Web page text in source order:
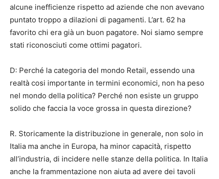
alcune inefficienze rispetto ad aziende che non avevano
puntato troppo a dilazioni di pagamenti. L’art. 62 ha
favorito chi era già un buon pagatore. Noi siamo sempre
stati riconosciuti come ottimi pagatori.
D: Perché la categoria del mondo Retail, essendo una
realtà cosi importante in termini economici, non ha peso
nel mondo della politica? Perché non esiste un gruppo
solido che faccia la voce grossa in questa direzione?
R. Storicamente la distribuzione in generale, non solo in
Italia ma anche in Europa, ha minor capacità, rispetto
all’industria, di incidere nelle stanze della politica. In Italia
anche la frammentazione non aiuta ad avere dei tavoli